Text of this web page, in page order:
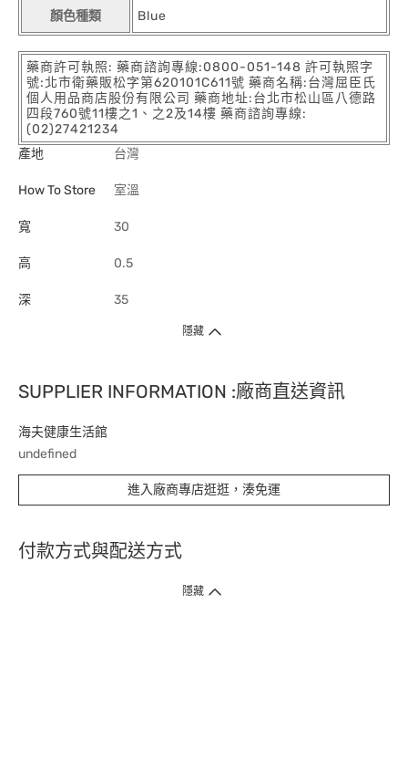
顏色種類 Blue
藥商許可執照: 藥商諮詢專線:0800-051-148 許可執照字
號:北市衛藥販松字第620101C611號 藥商名稱:台灣屈臣氏
個人用品商店股份有限公司 藥商地址:台北市松山區八德路
四段760號11樓之1、之2及14樓 藥商諮詢專線:
(02)27421234
產地
台灣
How To Store 室溫
寬 30
高 0.5
深 35
隱藏
SUPPLIER INFORMATION :廠商直送資訊
海夫健康生活館
undefined
進入廠商專店逛逛，湊免運
付款方式與配送方式
隱藏